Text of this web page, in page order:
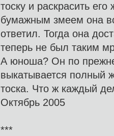
тоску и раскрасить
бумажным змеем она
ответил. Тогда она
теперь не был таким
А юноша? Он по
выкатывается полный
тоска. Что ж каждый
Октябрь 2005
***